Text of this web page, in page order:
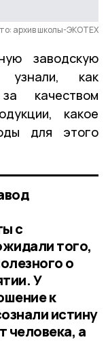
архив школы-ЭКОТЕХ
заводскую
узнали, как
качеством
какое
для этого
с
того,
о
У
к
истину
человека, а